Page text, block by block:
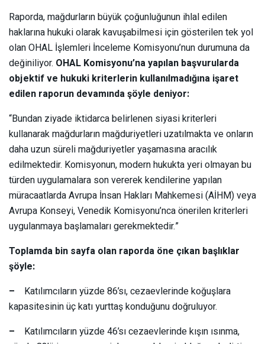
Raporda, mağdurların büyük çoğunluğunun ihlal edilen
haklarına hukuki olarak kavuşabilmesi için gösterilen tek yol
olan OHAL İşlemleri İnceleme Komisyonu’nun durumuna da
değiniliyor. OHAL Komisyonu’na yapılan başvurularda
objektif ve hukuki kriterlerin kullanılmadığına işaret
edilen raporun devamında şöyle deniyor:
“Bundan ziyade iktidarca belirlenen siyasi kriterleri
kullanarak mağdurların mağduriyetleri uzatılmakta ve onların
daha uzun süreli mağduriyetler yaşamasına aracılık
edilmektedir. Komisyonun, modern hukukta yeri olmayan bu
türden uygulamalara son vererek kendilerine yapılan
müracaatlarda Avrupa İnsan Hakları Mahkemesi (AİHM) veya
Avrupa Konseyi, Venedik Komisyonu’nca önerilen kriterleri
uygulanmaya başlamaları gerekmektedir.”
Toplamda bin sayfa olan raporda öne çıkan başlıklar
şöyle:
–
Katılımcıların yüzde 86’sı, cezaevlerinde koğuşlara
kapasitesinin üç katı yurttaş konduğunu doğruluyor.
–
Katılımcıların yüzde 46’sı cezaevlerinde kışın ısınma,